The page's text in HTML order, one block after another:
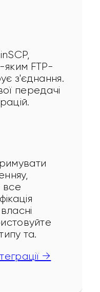
FTP-
з'єднання.
передачі
все
та.
→